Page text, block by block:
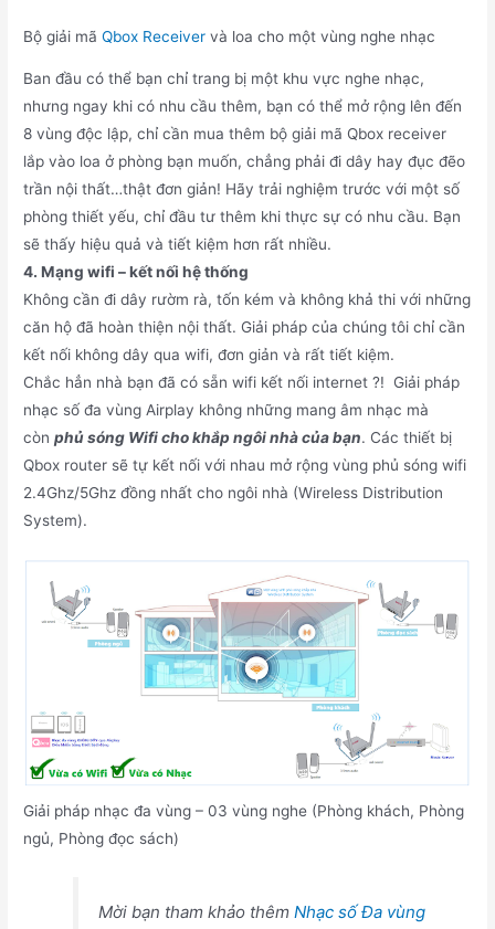
Bộ giải mãQbox Receiver và loa cho một vùng nghe nhạc
Ban đầu có thể bạn chỉ trang bị một khu vực nghe nhạc,
nhưng ngay khi có nhu cầu thêm, bạn có thể mở rộng lên đến
8 vùng độc lập, chỉ cần mua thêm bộ giải mã Qbox receiver
lắp vào loa ở phòng bạn muốn, chẳng phải đi dây hay đục đẽo
trần nội thất…thật đơn giản! Hãy trải nghiệm trước với một số
phòng thiết yếu, chỉ đầu tư thêm khi thực sự có nhu cầu. Bạn
sẽ thấy hiệu quả và tiết kiệm hơn rất nhiều.
4. Mạng wifi – kết nối hệ thống
Không cần đi dây rườm rà, tốn kém và không khả thi với những
căn hộ đã hoàn thiện nội thất. Giải pháp của chúng tôi chỉ cần
kết nối không dây qua wifi, đơn giản và rất tiết kiệm.
Chắc hẳn nhà bạn đã có sẵn wifi kết nối internet ?! Giải pháp
nhạc số đa vùng Airplay không những mang âm nhạc mà
cònphủ sóng Wifi cho khắp ngôi nhà của bạn. Các thiết bị
Qbox router sẽ tự kết nối với nhau mở rộng vùng phủ sóng wifi
2.4Ghz/5Ghz đồng nhất cho ngôi nhà (Wireless Distribution
System).
Giải pháp nhạc đa vùng – 03 vùng nghe (Phòng khách, Phòng
ngủ, Phòng đọc sách)
Mời bạn tham khảo thêmNhạc số Đa vùng